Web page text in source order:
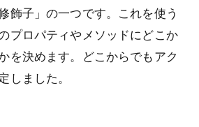
飾子」の一つです。これを使う
プロパティやメソッドにどこか
を決めます。どこからでもアク
しました。